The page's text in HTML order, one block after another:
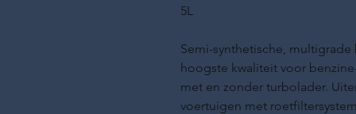
5L
Semi-synthetische,
hoogste kwaliteit voor
met en zonder turbolader.
voertuigen met